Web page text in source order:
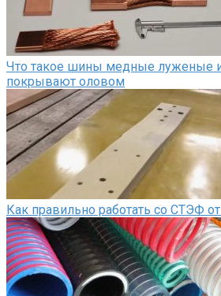
Что такое шины медные луженые
покрывают оловом
Как правильно работать со СТЭФ